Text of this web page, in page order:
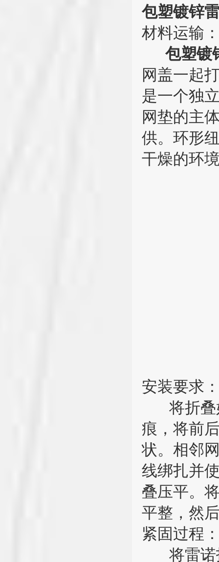
包塑镀锌
材料运输
包塑镀
网盖一起
是一个独
网垫的主
供。环形
干燥的环
安装要求
将折
痕，将前
状。相邻
线绑扎并
叠压平。
平整，然
紧固过程
将雷